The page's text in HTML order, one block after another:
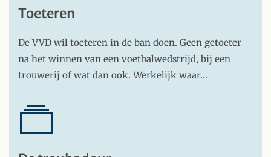
Toeteren
De VVD wil toeteren in de ban doen. Geen getoeter
na het winnen van een voetbalwedstrijd, bij een
trouwerij of wat dan ook. Werkelijk waar…